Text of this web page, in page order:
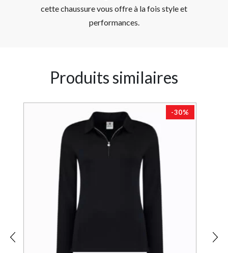
cette chaussure vous offre à la fois style et
performances.
Produits similaires
-30%